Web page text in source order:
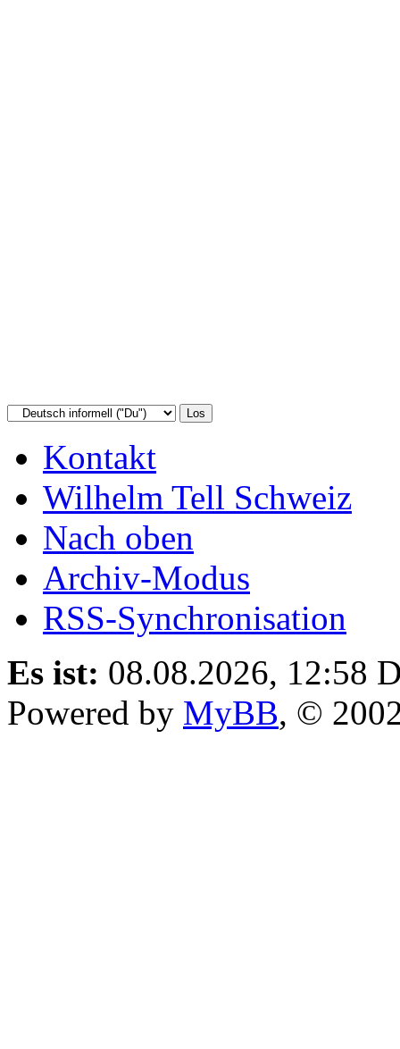
Kontakt
Wilhelm Tell Schweiz
Nach oben
Archiv-Modus
RSS-Synchronisation
Es ist: 08.08.2026, 12:58
Powered by MyBB, ©